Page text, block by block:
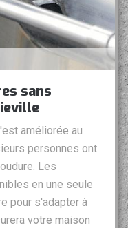
sans
améliorée au
personnes ont
Les
en une seule
pour s'adapter à
votre maison